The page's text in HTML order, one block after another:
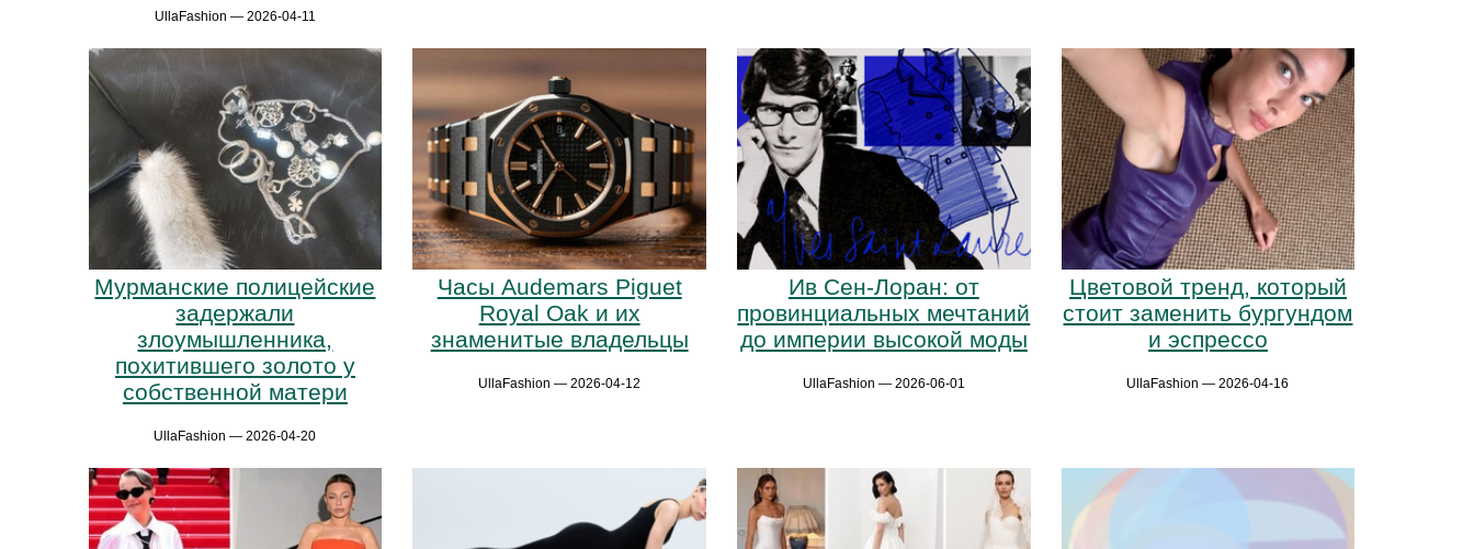
UllaFashion — 2026-04-11
Мурманские полицейские
задержали
злоумышленника,
похитившего золото у
собственной матери
UllaFashion — 2026-04-20
Часы Audemars Piguet
Royal Oak и их
знаменитые владельцы
UllaFashion — 2026-04-12
Ив Сен-Лоран: от
провинциальных мечтаний
до империи высокой моды
UllaFashion — 2026-06-01
Цветовой тренд, который
стоит заменить бургундом
и эспрессо
UllaFashion — 2026-04-16